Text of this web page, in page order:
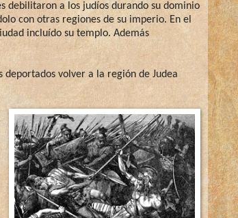
debilitaron a los judíos durando su dominio
con otras regiones de su imperio. En el
incluído su templo. Además
volver a la región de Judea